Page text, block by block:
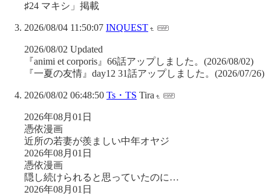
♯24 マキシ」掲載
2026/08/04 11:50:07 INQUEST
2026/08/02 Updated
『animi et corporis』66話アップしました。(2026/08/02)
『一夏の友情』day12 31話アップしました。(2026/07/26)
2026/08/02 06:48:50 Ts・TS Tira
2026年08月01日
憑依漫画
近所の若妻が羨ましい中年オヤジ
2026年08月01日
憑依漫画
隠し続けられると思っていたのに…
2026年08月01日